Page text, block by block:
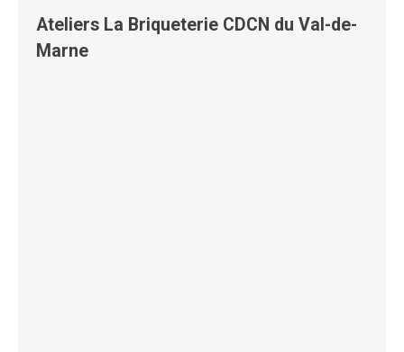
Ateliers La Briqueterie CDCN du Val-de-
Marne